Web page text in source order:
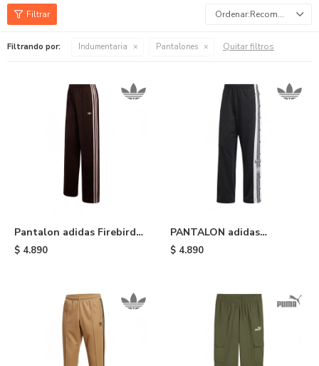
Recomendados
Filtrando por: Indumentaria Pantalones Quitar filtros
Pantalon adidas Firebird
Loose - Aurora Coffee
$ 4.890
PANTALON adidas
DEPORTIVO ADIBREAK -
$ 4.890